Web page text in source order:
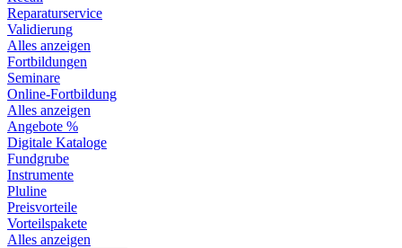
Reparaturservice
Validierung
Alles anzeigen
Fortbildungen
Seminare
Online-Fortbildung
Alles anzeigen
Angebote %
Digitale Kataloge
Fundgrube
Instrumente
Pluline
Preisvorteile
Vorteilspakete
Alles anzeigen